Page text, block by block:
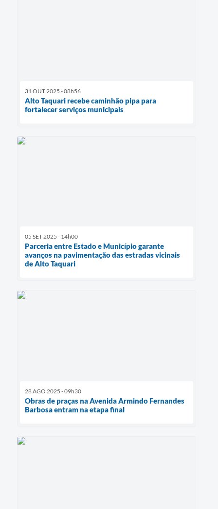
31 OUT 2025 - 08h56
Alto Taquari recebe caminhão pipa para
fortalecer serviços municipais
05 SET 2025 - 14h00
Parceria entre Estado e Município garante
avanços na pavimentação das estradas vicinais
de Alto Taquari
28 AGO 2025 - 09h30
Obras de praças na Avenida Armindo Fernandes
Barbosa entram na etapa final